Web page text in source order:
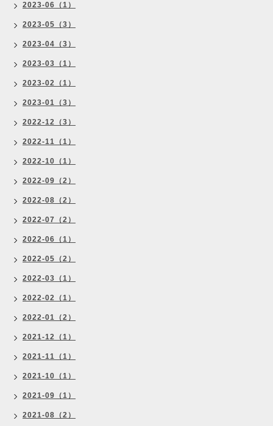
2023-06（1）
2023-05（3）
2023-04（3）
2023-03（1）
2023-02（1）
2023-01（3）
2022-12（3）
2022-11（1）
2022-10（1）
2022-09（2）
2022-08（2）
2022-07（2）
2022-06（1）
2022-05（2）
2022-03（1）
2022-02（1）
2022-01（2）
2021-12（1）
2021-11（1）
2021-10（1）
2021-09（1）
2021-08（2）